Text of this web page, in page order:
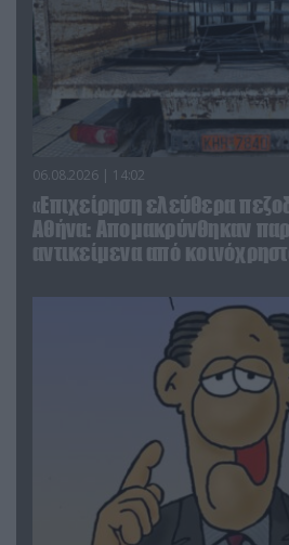
06.08.2026 | 14:02
«Επιχείρηση ελεύθερα
Αθήνα: Απομακρύνθηκαν
αντικείμενα από